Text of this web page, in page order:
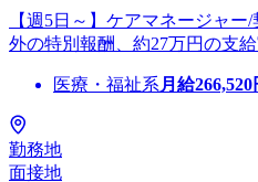
【週5日～】ケアマネージャ
外の特別報酬、約27万円の支給
医療・福祉系 月給266,520
勤務地
面接地